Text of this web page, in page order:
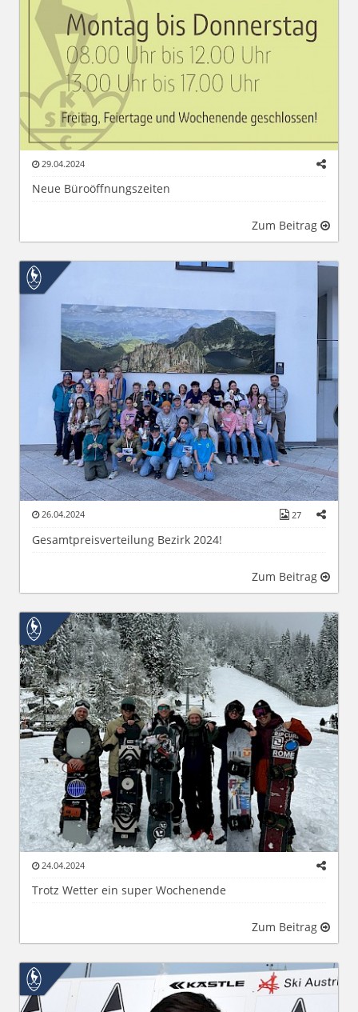
29.04.2024
Neue Büroöffnungszeiten
Zum Beitrag
26.04.2024 27
Gesamtpreisverteilung Bezirk 2024!
Zum Beitrag
24.04.2024
Trotz Wetter ein super Wochenende
Zum Beitrag